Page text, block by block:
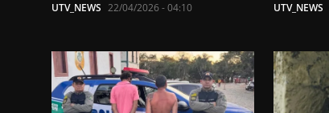
UTV_NEWS 22/04/2026 - 04:10 UTV_NEWS